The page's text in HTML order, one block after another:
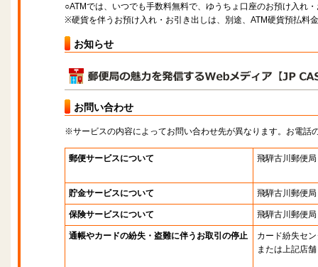
○ATMでは、いつでも手数料無料で、ゆうちょ口座のお預け入れ
※硬貨を伴うお預け入れ・お引き出しは、別途、ATM硬貨預払料
お知らせ
お問い合わせ
※サービスの内容によってお問い合わせ先が異なります。お電話
郵便サービスについて 飛騨古川郵便局
貯金サービスについて 飛騨古川郵便局
保険サービスについて 飛騨古川郵便局
通帳やカードの紛失・盗難に伴うお取引の停止
カード紛失セ
または上記店舗